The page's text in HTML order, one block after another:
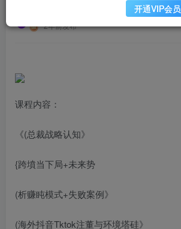
2年前发布
课程内容：
《(总裁战略认知》
{跨墳当下局+未来势
(析赚盹模式+失败案例》
(海外抖音Tktok注董与环境塔硅》
开通VIP会员